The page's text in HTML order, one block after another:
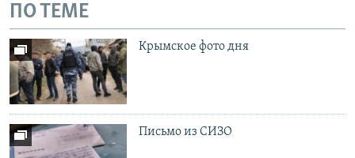
ПО ТЕМЕ
Крымское фото дня
Письмо из СИЗО